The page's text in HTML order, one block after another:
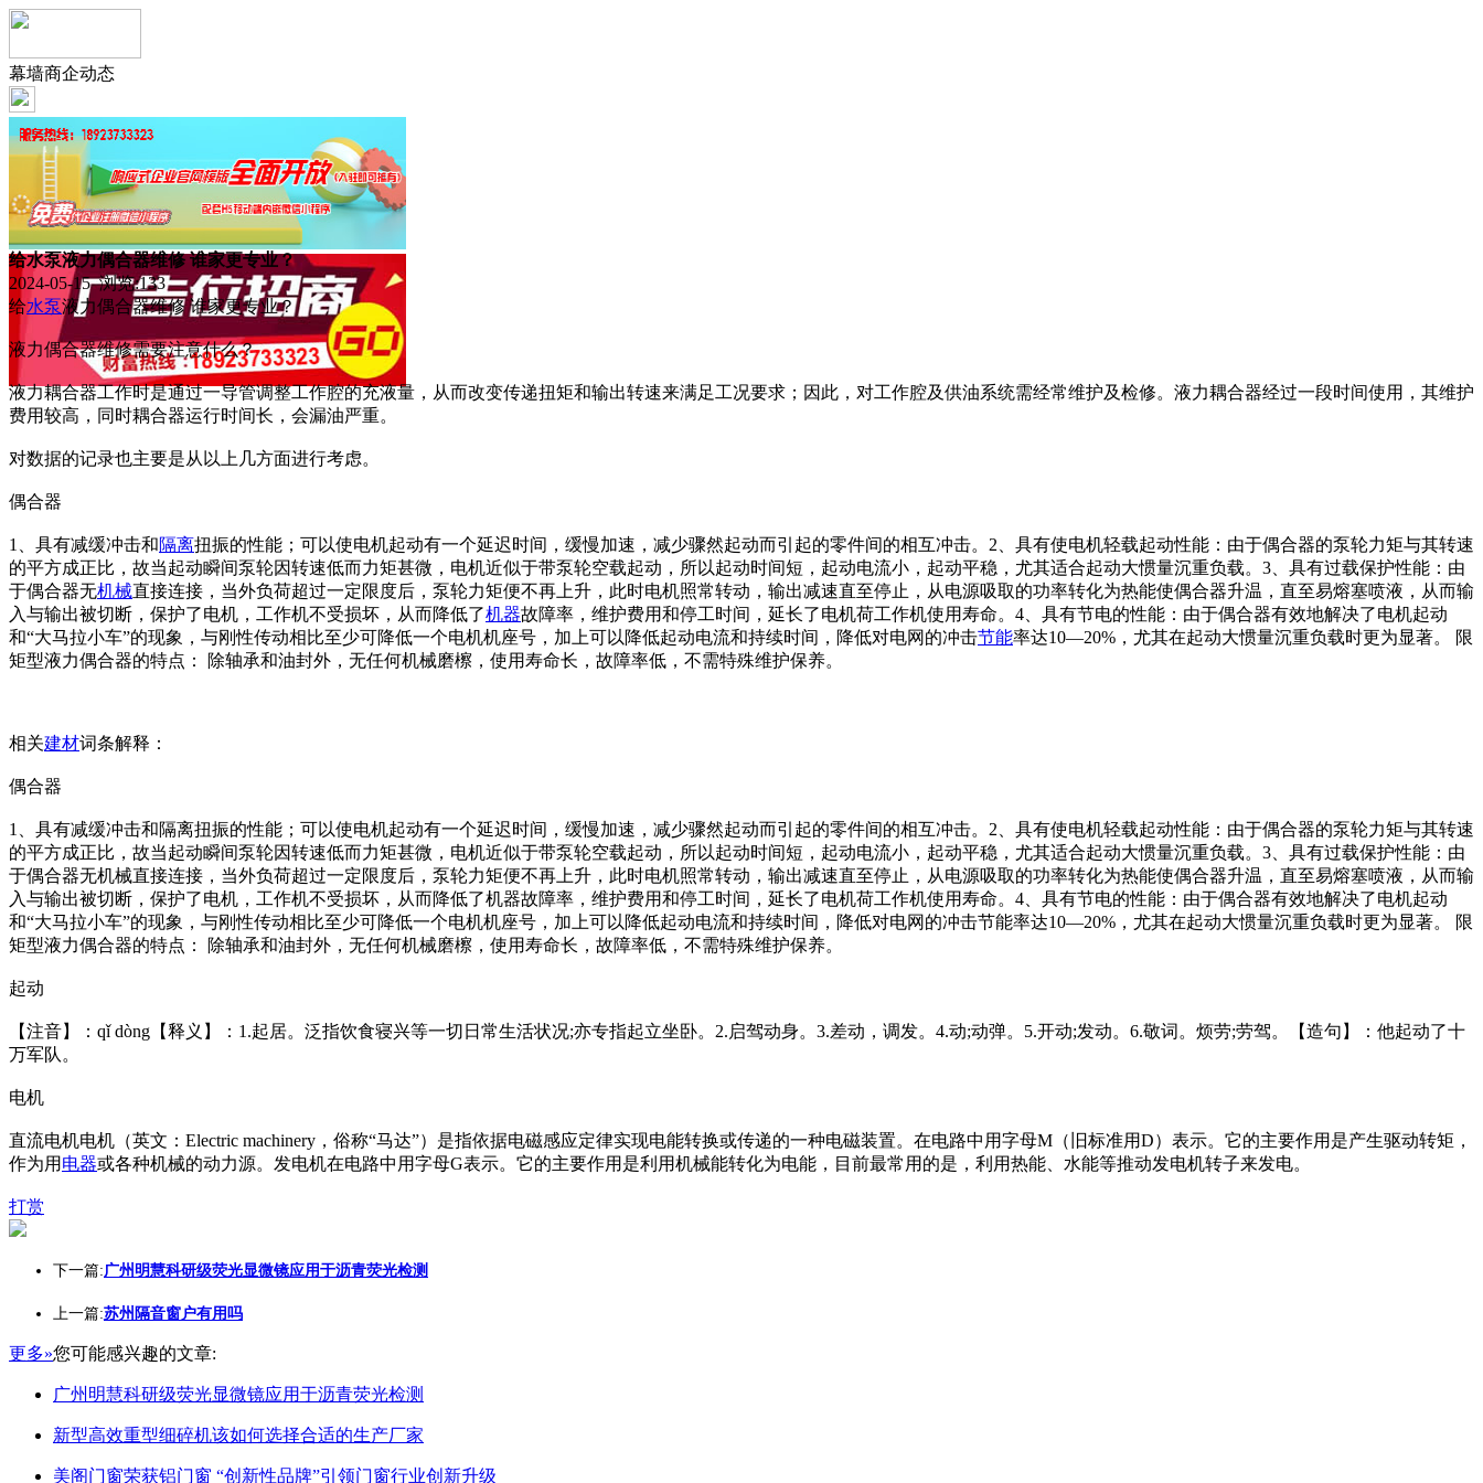
幕墙商企动态
给水泵液力偶合器维修 谁家更专业？
2024-05-15 浏览:133
给水泵液力偶合器维修 谁家更专业？
液力偶合器维修需要注意什么？
液力耦合器工作时是通过一导管调整工作腔的充液量，从而改变传递扭矩和输出转速来满足工况要求；因此，对工作腔及供油系统需经常维护及检修。液力耦合器经过一段时间使用，其维护
费用较高，同时耦合器运行时间长，会漏油严重。
对数据的记录也主要是从以上几方面进行考虑。
偶合器
1、具有减缓冲击和隔离扭振的性能；可以使电机起动有一个延迟时间，缓慢加速，减少骤然起动而引起的零件间的相互冲击。2、具有使电机轻载起动性能：由于偶合器的泵轮力矩与其转速
的平方成正比，故当起动瞬间泵轮因转速低而力矩甚微，电机近似于带泵轮空载起动，所以起动时间短，起动电流小，起动平稳，尤其适合起动大惯量沉重负载。3、具有过载保护性能：由
于偶合器无机械直接连接，当外负荷超过一定限度后，泵轮力矩便不再上升，此时电机照常转动，输出减速直至停止，从电源吸取的功率转化为热能使偶合器升温，直至易熔塞喷液，从而输
入与输出被切断，保护了电机，工作机不受损坏，从而降低了机器故障率，维护费用和停工时间，延长了电机荷工作机使用寿命。4、具有节电的性能：由于偶合器有效地解决了电机起动
和“大马拉小车”的现象，与刚性传动相比至少可降低一个电机机座号，加上可以降低起动电流和持续时间，降低对电网的冲击节能率达10—20%，尤其在起动大惯量沉重负载时更为显著。 限
矩型液力偶合器的特点： 除轴承和油封外，无任何机械磨檫，使用寿命长，故障率低，不需特殊维护保养。
相关建材词条解释：
偶合器
1、具有减缓冲击和隔离扭振的性能；可以使电机起动有一个延迟时间，缓慢加速，减少骤然起动而引起的零件间的相互冲击。2、具有使电机轻载起动性能：由于偶合器的泵轮力矩与其转速
的平方成正比，故当起动瞬间泵轮因转速低而力矩甚微，电机近似于带泵轮空载起动，所以起动时间短，起动电流小，起动平稳，尤其适合起动大惯量沉重负载。3、具有过载保护性能：由
于偶合器无机械直接连接，当外负荷超过一定限度后，泵轮力矩便不再上升，此时电机照常转动，输出减速直至停止，从电源吸取的功率转化为热能使偶合器升温，直至易熔塞喷液，从而输
入与输出被切断，保护了电机，工作机不受损坏，从而降低了机器故障率，维护费用和停工时间，延长了电机荷工作机使用寿命。4、具有节电的性能：由于偶合器有效地解决了电机起动
和“大马拉小车”的现象，与刚性传动相比至少可降低一个电机机座号，加上可以降低起动电流和持续时间，降低对电网的冲击节能率达10—20%，尤其在起动大惯量沉重负载时更为显著。 限
矩型液力偶合器的特点： 除轴承和油封外，无任何机械磨檫，使用寿命长，故障率低，不需特殊维护保养。
起动
【注音】：qǐ dòng【释义】：1.起居。泛指饮食寝兴等一切日常生活状况;亦专指起立坐卧。2.启驾动身。3.差动，调发。4.动;动弹。5.开动;发动。6.敬词。烦劳;劳驾。【造句】：他起动了十
万军队。
电机
直流电机电机（英文：Electric machinery，俗称“马达”）是指依据电磁感应定律实现电能转换或传递的一种电磁装置。在电路中用字母M（旧标准用D）表示。它的主要作用是产生驱动转矩，
作为用 电器或各种机械的动力源。发电机在电路中用字母G表示。它的主要作用是利用机械能转化为电能，目前最常用的是，利用热能、水能等推动发电机转子来发电。
打赏
下一篇:广州明慧科研级荧光显微镜应用于沥青荧光检测
上一篇:苏州隔音窗户有用吗
更多»您可能感兴趣的文章:
广州明慧科研级荧光显微镜应用于沥青荧光检测
新型高效重型细碎机该如何选择合适的生产厂家
美阁门窗荣获铝门窗 “创新性品牌”引领门窗行业创新升级